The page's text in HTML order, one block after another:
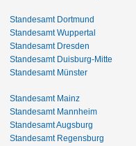
Standesamt Dortmund
Standesamt Wuppertal
Standesamt Dresden
Standesamt Duisburg-Mitte
Standesamt Münster
Standesamt Mainz
Standesamt Mannheim
Standesamt Augsburg
Standesamt Regensburg